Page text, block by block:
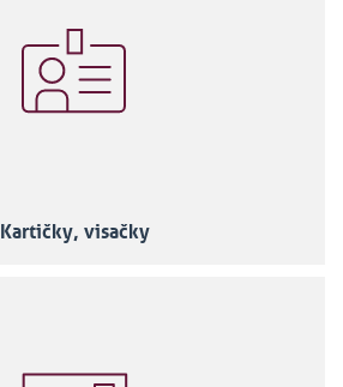
Kartičky, visačky